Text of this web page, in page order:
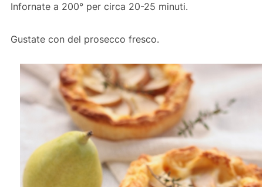
Infornate a 200° per circa 20-25 minuti.
Gustate con del prosecco fresco.